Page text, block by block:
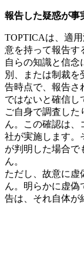
報告した疑惑が事
TOPTICAは、適
意を持って報告す
自らの知識と信念
別、または制裁を
告時点で、報告さ
ではないと確信し
ご自身で調査した
ん。この確認は、
社が実施します。
が判明した場合で
ん。
ただし、故意に虚
ん。明らかに虚偽
告は、それ自体が